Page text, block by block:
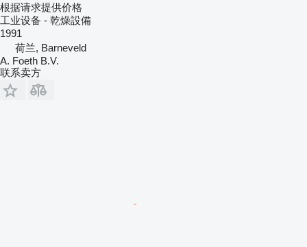
根据请求提供价格
工业设备 - 乾燥設備
1991
荷兰, Barneveld
A. Foeth B.V.
联系卖方